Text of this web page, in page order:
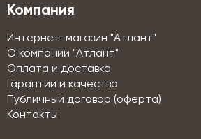
Компания
Интернет-магазин "Атлант"
О компании "Атлант"
Оплата и доставка
Гарантии и качество
Публичный договор (оферта)
Контакты